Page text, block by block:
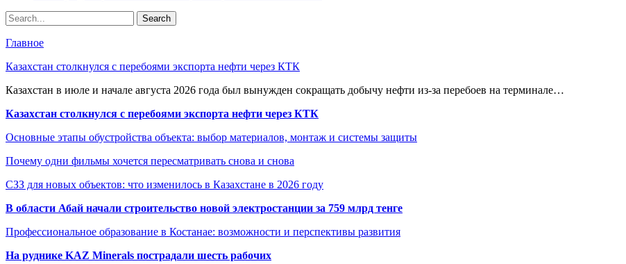
Главное
Казахстан столкнулся с перебоями экспорта нефти через КТК
Казахстан в июле и начале августа 2026 года был вынужден сокращать добычу нефти из-за перебоев на терминале…
Казахстан столкнулся с перебоями экспорта нефти через КТК
Основные этапы обустройства объекта: выбор материалов, монтаж и системы защиты
Почему одни фильмы хочется пересматривать снова и снова
СЗЗ для новых объектов: что изменилось в Казахстане в 2026 году
В области Абай начали строительство новой электростанции за 759 млрд тенге
Профессиональное образование в Костанае: возможности и перспективы развития
На руднике KAZ Minerals пострадали шесть рабочих